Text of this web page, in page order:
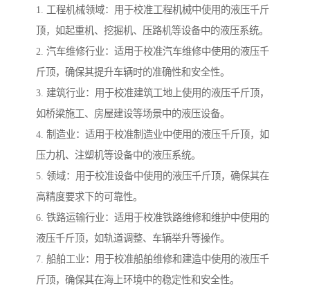
1. 工程机械领域：用于校准工程机械中使用的液压千斤
顶，如起重机、挖掘机、压路机等设备中的液压系统。
2. 汽车维修行业：适用于校准汽车维修中使用的液压千
斤顶，确保其提升车辆时的准确性和安全性。
3. 建筑行业：用于校准建筑工地上使用的液压千斤顶，
如桥梁施工、房屋建设等场景中的液压设备。
4. 制造业：适用于校准制造业中使用的液压千斤顶，如
压力机、注塑机等设备中的液压系统。
5. 领域：用于校准设备中使用的液压千斤顶，确保其在
高精度要求下的可靠性。
6. 铁路运输行业：适用于校准铁路维修和维护中使用的
液压千斤顶，如轨道调整、车辆举升等操作。
7. 船舶工业：用于校准船舶维修和建造中使用的液压千
斤顶，确保其在海上环境中的稳定性和安全性。